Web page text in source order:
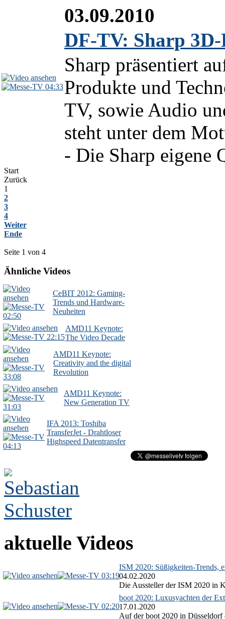
04:33
03.09.2010
DF-TV: Sharp
Sharp präsentiert
Produkte und
TV, sowie Audio
steht unter dem
- Die Sharp eigene
Start
Zurück
1
2
3
4
Weiter
Ende
Seite 1 von 4
Ähnliche Videos
02:50
CeBIT 2012: Gaming-
Trends und Hardware-
Neuheiten
22:15
AMD11 Keynote:
The Video Decade
33:08
AMD11 Keynote:
Creativity and the digital
Revolution
31:03
AMD11 Keynote:
New Generation TV
04:13
IFA 2013: Toshiba
TransferJet - Drahtloser
Highspeed Datentransfer
aktuelle Videos
03:19
ISM 2020: Süßigkeiten-Trends,
04.02.2020
Die Aussteller der ISM 2020 in
02:20
boot 2020: Luxusyachten der
17.01.2020
Auf der boot 2020 in Düsseldorf